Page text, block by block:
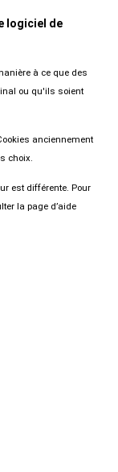
logiciel de
à ce que des
ou qu'ils soient
anciennement
choix.
est différente. Pour
la page d’aide